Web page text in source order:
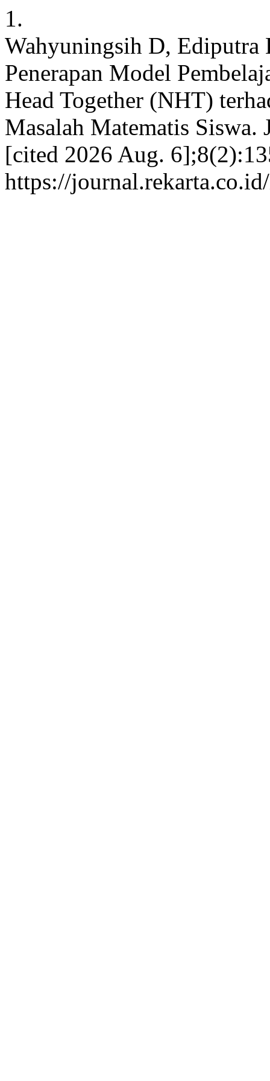
1.
Wahyuningsih D, Ediputra
Penerapan Model
Head Together (NHT)
Masalah Matematis
[cited 2026 Aug.
https://